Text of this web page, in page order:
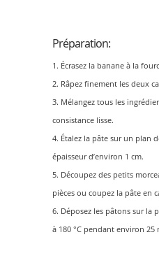
Préparation:
Écrasez la banane à la
Râpez finement les deux
Mélangez tous les
consistance lisse.
Étalez la pâte sur un plan
épaisseur d’environ 1 cm.
Découpez des petits
pièces ou coupez la pâte en
Déposez les pâtons sur la
à 180 °C pendant environ 25